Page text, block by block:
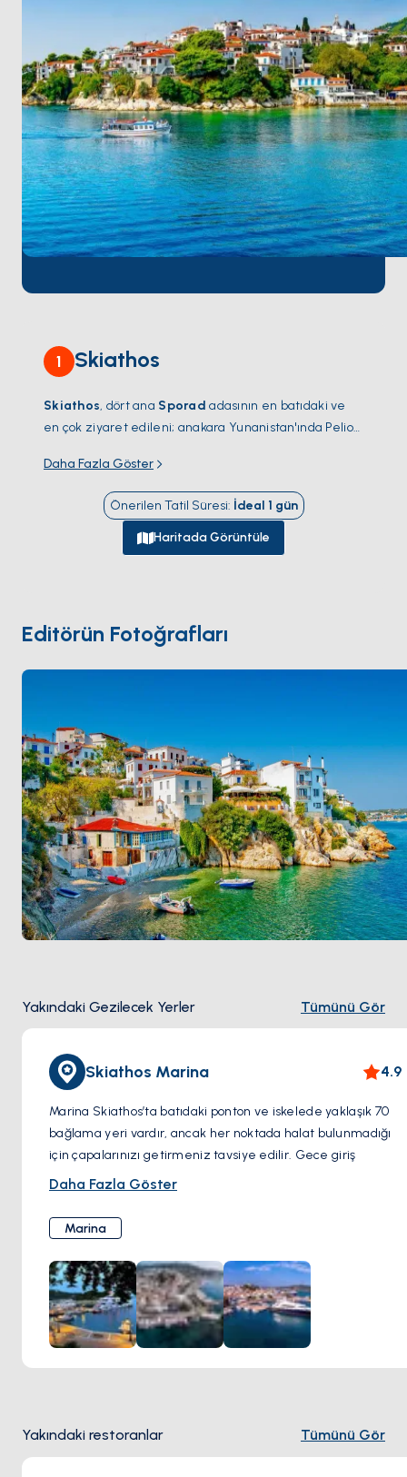
1 Skiathos
Skiathos, dört ana Sporad adasının en batıdaki ve
en çok ziyaret edileni; anakara Yunanistan'ında Pelion
kilometrekarelik ada yaklaşık 60 plaj barındırıyor —
Ege'deki kilometrekare başına en yüksek yoğunluk —
en çok fotoğraflananlarıKoukounaries'te (güney
kıyısında bir çam ormanının arkasında 1 kilometrelik
ince kum hilali) veLalaria'da (kuzey kıyısında 200
alıyor; çalışan liman (ziyaretçi yat bağlantı noktaları)
ve küçük Bourtziadacığı — şimdi kasabaya yürüyüş
yoluyla bağlı Venedik dönemi tahkimli karakol.
SkiathosSkopelos
Mayıs ile Ekimarası açık.
Daha Fazla Göster
Önerilen Tatil Süresi: İdeal 1 gün
Haritada Görüntüle
Editörün Fotoğrafları
Yakındaki Gezilecek Yerler Tümünü Gör
Skiathos Marina 4.9
Marina Skiathos’ta batıdaki ponton ve iskelede yaklaşık 70
bağlama yeri vardır, ancak her noktada halat bulunmadığı
için çapalarınızı getirmeniz tavsiye edilir. Gece giriş
yapmak, iyi aydınlatma sayesinde oldukça kolaydır. Elektrik
olmayabilir ve hijyenik tesis bulunmamaktadır. Yakıt,
tankerle teslim edilmektedir.
Tedarik için iskeleye yakın bir market ve biraz kuzeyde
daha büyük bir market bulunur. Güneydeki balık pazarında
ise taze deniz ürünleri satılmaktadır.
Bağlama:Halatla bağlama, kıçtan kara.
Olanaklar:Dalgıç, elektrik, yakıt istasyonu, su.
Daha Fazla Göster
Marina
Yakındaki restoranlar Tümünü Gör